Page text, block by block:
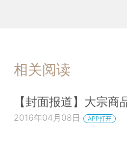
相关阅读
【封面报道】大宗商
2016年04月08日 APP打开